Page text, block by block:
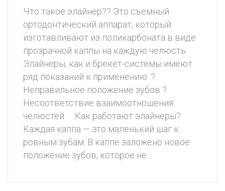
Что такое элайнер?? Это съемный
ортодонтический аппарат, который
изготавливают из поликарбоната в виде
прозрачной каппы на каждую челюсть. ⠀
Элайнеры, как и брекет-системы имеют
ряд показаний к применению: ?
Неправильное положение зубов ?
Несоответствие взаимоотношения
челюстей ⠀ Как работают элайнеры?
Каждая каппа — это маленький шаг к
ровным зубам. В каппе заложено новое
положение зубов, которое не…